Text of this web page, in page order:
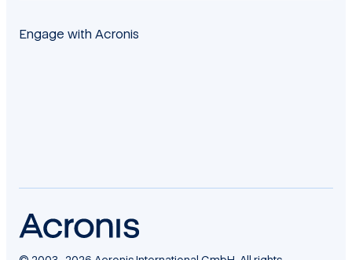
Engage with Acronis